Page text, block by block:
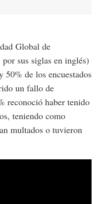
Global de
sus siglas en inglés)
50% de los encuestados
un fallo de
reconoció haber tenido
teniendo como
multados o tuvieron